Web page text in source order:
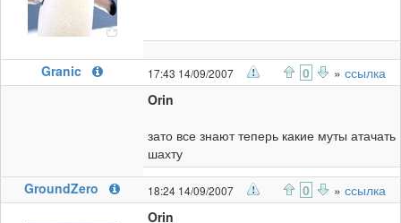
Granic 17:43 14/09/2007 0 » ссылка
Orin
зато все знают теперь какие муты атачать
шахту
GroundZero
18:24 14/09/2007 0 » ссылка
Orin